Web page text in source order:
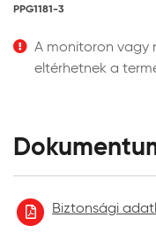
PPG1181-3
A monitoron vagy
eltérhetnek a
Biztonsági